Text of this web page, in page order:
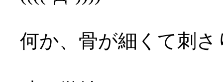
何か、骨が細くて刺